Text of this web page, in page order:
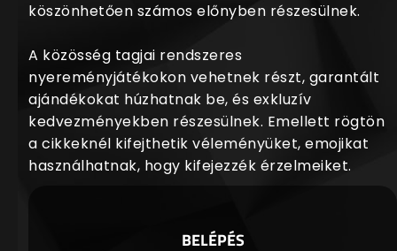
köszönhetően számos előnyben részesülnek.
A közösség tagjai rendszeres
nyereményjátékokon vehetnek részt, garantált
ajándékokat húzhatnak be, és exkluzív
kedvezményekben részesülnek. Emellett rögtön
a cikkeknél kifejthetik véleményüket, emojikat
használhatnak, hogy kifejezzék érzelmeiket.
BELÉPÉS